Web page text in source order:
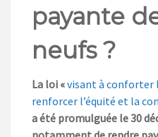
payante
neufs ?
La loi «visant à conforter
renforcer l’équité et la
a été promulguée le 30